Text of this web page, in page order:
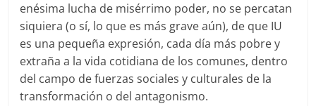
enésima lucha de misérrimo poder, no se percatan
siquiera (o sí, lo que es más grave aún), de que IU
es una pequeña expresión, cada día más pobre y
extraña a la vida cotidiana de los comunes, dentro
del campo de fuerzas sociales y culturales de la
transformación o del antagonismo.